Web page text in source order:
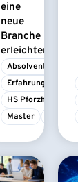
eine
neue
Branche
erleichtert
Absolvent/-in
Erfahrungsbericht
HS Pforzheim
Master